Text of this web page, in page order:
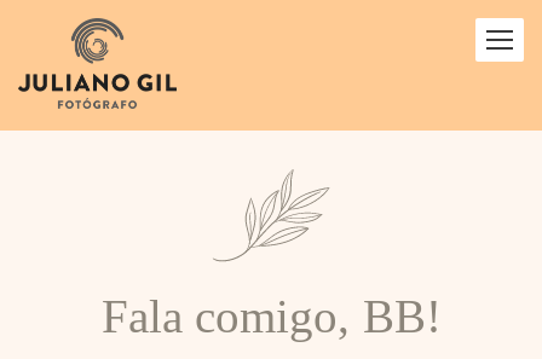
Fala comigo, BB!